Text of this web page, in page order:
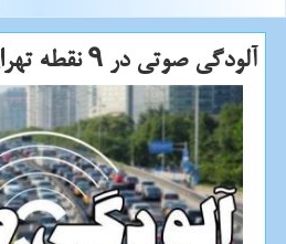
آلودگی صوتی در ۹ نقطه تهران خطرناكست